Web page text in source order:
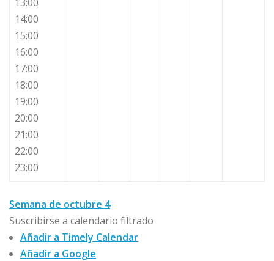
13:00
14:00
15:00
16:00
17:00
18:00
19:00
20:00
21:00
22:00
23:00
Semana de octubre 4
Suscribirse a calendario filtrado
Añadir a Timely Calendar
Añadir a Google